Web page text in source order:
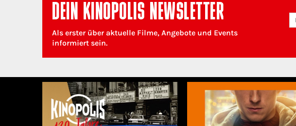
DEIN KINOPOLIS NEWSLETTER
Als erster über aktuelle Filme, Angebote und Events
informiert sein.